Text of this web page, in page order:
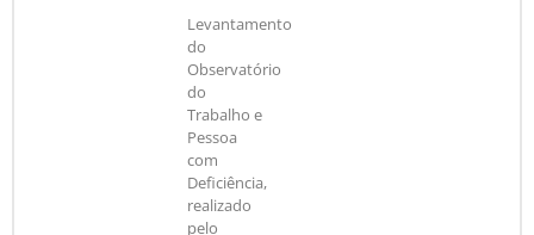
Levantamento
do
Observatório
do
Trabalho e
Pessoa
com
Deficiência,
realizado
pelo